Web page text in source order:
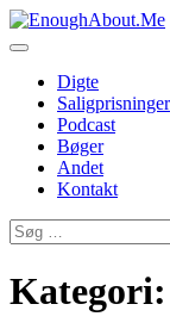
Skip
to
Digte
Saligprisninger
Podcast
Bøger
Andet
Kontakt
Søg
efter:
Kategori: